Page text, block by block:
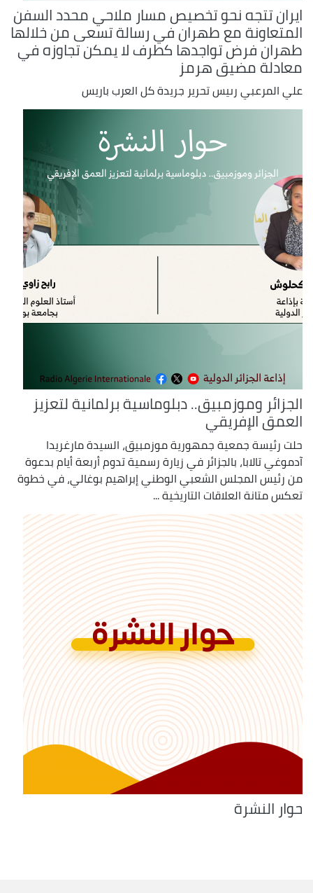
ايران تتجه نحو تخصيص مسار ملاحي محدد السفن
المتعاونة مع طهران في رسالة تسعى من خلالها
طهران فرض تواجدها كطرف لا يمكن تجاوزه في
معادلة مضيق هرمز
علي المرعبي رىيس تحرير جريدة كل العرب باريس
الجزائر وموزمبيق.. دبلوماسية برلمانية لتعزيز
العمق الإفريقي
حلت رئيسة جمعية جمهورية موزمبيق، السيدة مارغريدا
آدموغي تالابا، بالجزائر في زيارة رسمية تدوم أربعة أيام بدعوة
من رئيس المجلس الشعبي الوطني إبراهيم بوغالي، في خطوة
تعكس متانة العلاقات التاريخية ...
حوار النشرة